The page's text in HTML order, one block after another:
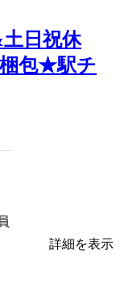
土日祝休
包★駅チ
詳細を表示